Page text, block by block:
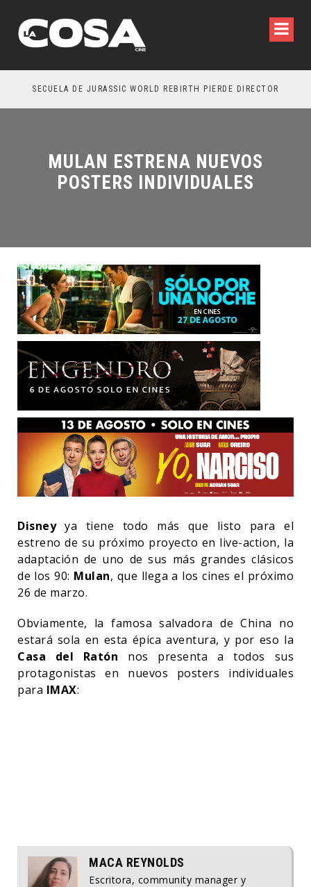
SECUELA DE JURASSIC WORLD REBIRTH PIERDE DIRECTOR
MULAN ESTRENA NUEVOS
POSTERS INDIVIDUALES
Disneyya tiene todo más que listo para el
estreno de su próximo proyecto en live-action, la
adaptación de uno de sus más grandes clásicos
de los 90: Mulan, que llega a los cines el próximo
26 de marzo.
Obviamente, la famosa salvadora de China no
estará sola en esta épica aventura, y por eso la
Casa del Ratón nos presenta a todos sus
protagonistas en nuevos posters individuales
para IMAX:
MACA REYNOLDS
Escritora, community manager y